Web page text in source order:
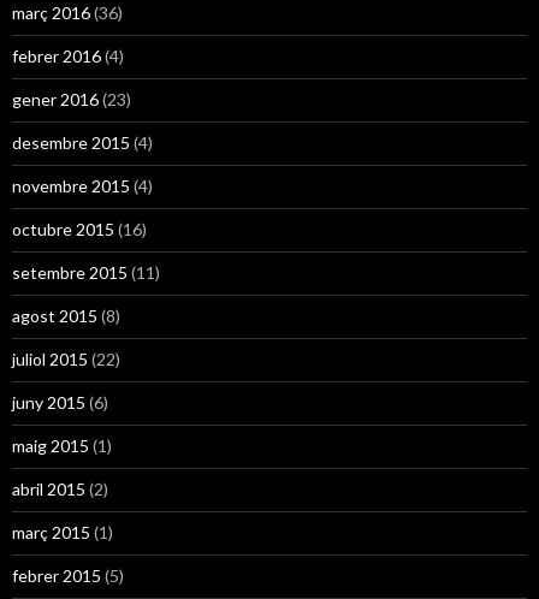
març 2016(36)
febrer 2016(4)
gener 2016(23)
desembre 2015 (4)
novembre 2015 (4)
octubre 2015 (16)
setembre 2015 (11)
agost 2015 (8)
juliol 2015 (22)
juny 2015 (6)
maig 2015 (1)
abril 2015 (2)
març 2015 (1)
febrer 2015 (5)